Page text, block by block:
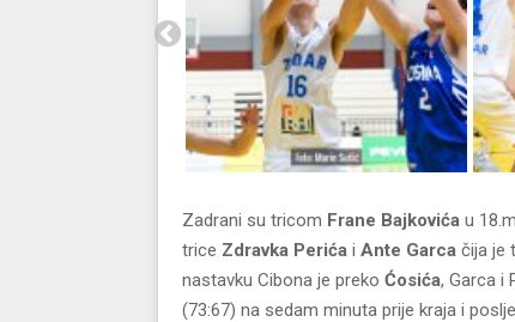
Zadrani su tricom Frane Bajkovića u
trice Zdravka Perića i Ante Garca čija je
nastavku Cibona je preko Ćosića, Garca i
(73:67) na sedam minuta prije kraja i